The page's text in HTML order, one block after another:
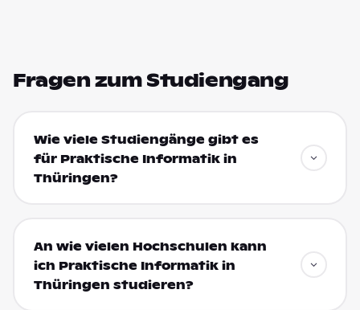
Fragen zum Studiengang
Wie viele Studiengänge gibt es
für Praktische Informatik in
Thüringen?
An wie vielen Hochschulen kann
ich Praktische Informatik in
Thüringen studieren?